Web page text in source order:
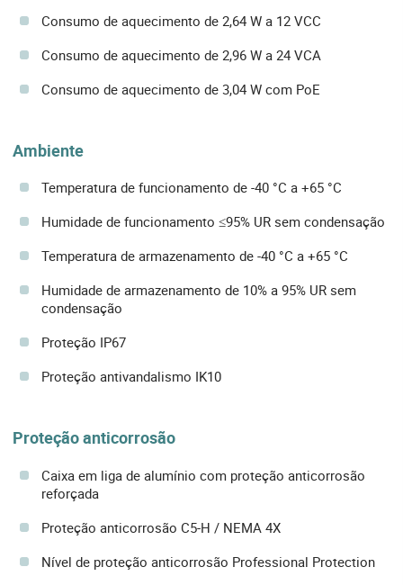
Consumo de aquecimento de 2,64 W a 12 VCC
Consumo de aquecimento de 2,96 W a 24 VCA
Consumo de aquecimento de 3,04 W com PoE
Ambiente
Temperatura de funcionamento de -40 °C a +65 °C
Humidade de funcionamento ≤95% UR sem condensação
Temperatura de armazenamento de -40 °C a +65 °C
Humidade de armazenamento de 10% a 95% UR sem
condensação
Proteção IP67
Proteção antivandalismo IK10
Proteção anticorrosão
Caixa em liga de alumínio com proteção anticorrosão
reforçada
Proteção anticorrosão C5-H / NEMA 4X
Nível de proteção anticorrosão Professional Protection